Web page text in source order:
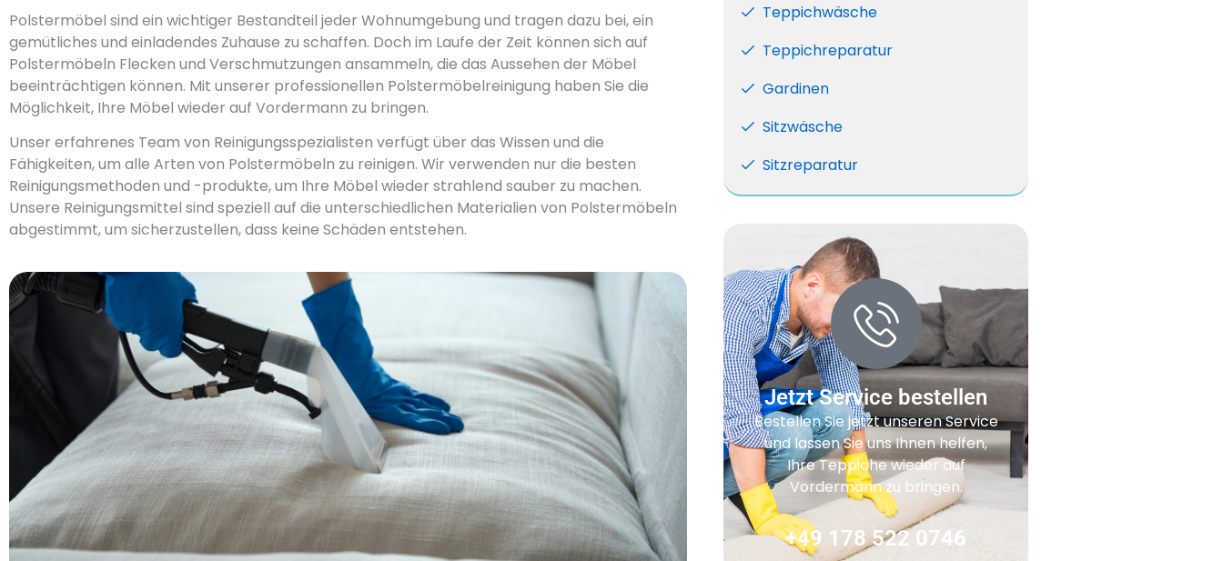
Polstermöbel sind ein wichtiger Bestandteil jeder Wohnumgebung und tragen dazu bei, ein
gemütliches und einladendes Zuhause zu schaffen. Doch im Laufe der Zeit können sich auf
Polstermöbeln Flecken und Verschmutzungen ansammeln, die das Aussehen der Möbel
beeinträchtigen können. Mit unserer professionellen Polstermöbelreinigung haben Sie die
Möglichkeit, Ihre Möbel wieder auf Vordermann zu bringen.
Unser erfahrenes Team von Reinigungsspezialisten verfügt über das Wissen und die
Fähigkeiten, um alle Arten von Polstermöbeln zu reinigen. Wir verwenden nur die besten
Reinigungsmethoden und -produkte, um Ihre Möbel wieder strahlend sauber zu machen.
Unsere Reinigungsmittel sind speziell auf die unterschiedlichen Materialien von Polstermöbeln
abgestimmt, um sicherzustellen, dass keine Schäden entstehen.
Teppichwäsche
Teppichreparatur
Gardinen
Sitzwäsche
Sitzreparatur
Jetzt Service bestellen
Bestellen Sie jetzt unseren Service
und lassen Sie uns Ihnen helfen,
Ihre Teppiche wieder auf
Vordermann zu bringen.
+49 178 522 0746